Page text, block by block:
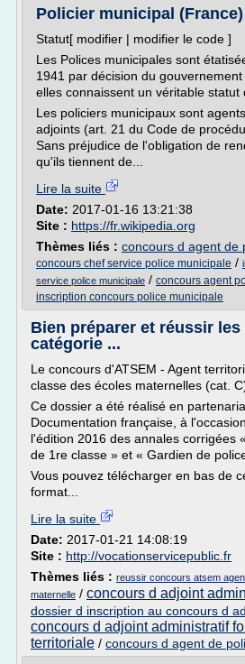
Policier municipal
Statut[ modifier | modifier le code ]
Les Polices municipales sont
1941 par décision du gouvernement
elles connaissent un véritable statut
Les policiers municipaux sont
adjoints (art. 21 du Code de
Sans préjudice de l'obligation de
qu'ils tiennent de...
Lire la suite
Date: 2017-01-16 13:21:38
Site : https://fr.wikipedia.org
Thèmes liés : concours d agent de
concours chef service police municipale /
service police municipale / concours agent
inscription concours police municipale
Bien préparer et réussir
catégorie ...
Le concours d'ATSEM - Agent
classe des écoles maternelles (cat.
Ce dossier a été réalisé en
Documentation française, à
l'édition 2016 des annales corrigées
de 1re classe » et « Gardien de
Vous pouvez télécharger en bas de
format...
Lire la suite
Date: 2017-01-21 14:08:19
Site : http://vocationservicepublic.fr
Thèmes liés : reussir concours atsem
maternelle / concours d adjoint
dossier d inscription au concours d
concours d adjoint administratif
territoriale / concours d agent de